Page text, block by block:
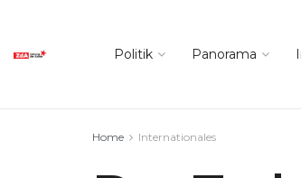
Politik Panorama
Home Internationales